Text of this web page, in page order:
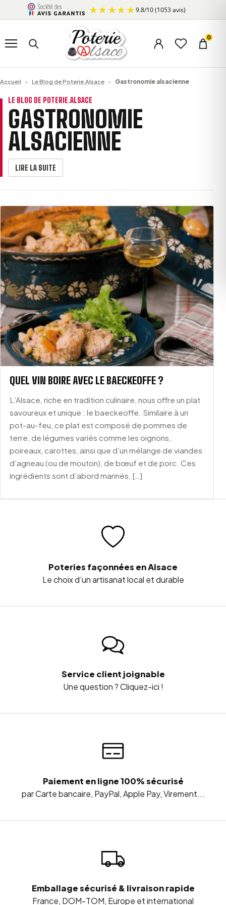
Aller au contenu 9.8/10(1053 avis)
Rechercher un produit
Menu du compte
Liste Panier
0
Accueil > Le Blog de Poterie.Alsace > Gastronomie alsacienne
LE BLOG DE POTERIE.ALSACE
GASTRONOMIE
ALSACIENNE
LIRE LA SUITE
QUEL VIN BOIRE AVEC LE BAECKEOFFE ?
L’Alsace, riche en tradition culinaire, nous offre un plat
savoureux et unique : le baeckeoffe. Similaire à un
pot-au-feu, ce plat est composé de pommes de
terre, de légumes variés comme les oignons,
poireaux, carottes, ainsi que d’un mélange de viandes
d’agneau (ou de mouton), de bœuf et de porc. Ces
ingrédients sont d’abord marinés, […]
Poteries façonnées en Alsace
Le choix d’un artisanat local et durable
Service client joignable
Une question ? Cliquez-ici !
Paiement en ligne 100% sécurisé
par Carte bancaire, PayPal, Apple Pay, Virement...
Emballage sécurisé & livraison rapide
France, DOM-TOM, Europe et international